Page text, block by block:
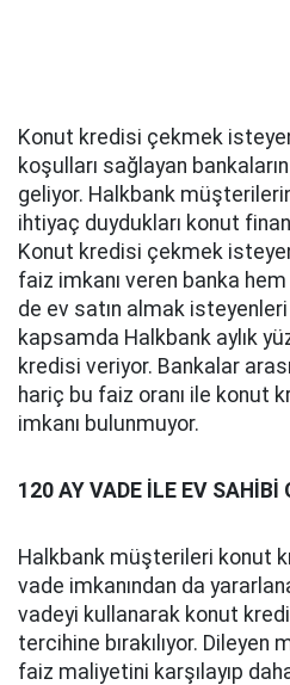
Konut kredisi çekmek
koşulları sağlayan
geliyor. Halkbank
ihtiyaç duydukları konut
Konut kredisi çekmek
faiz imkanı veren banka
de ev satın almak
kapsamda Halkbank aylık
kredisi veriyor. Bankalar
hariç bu faiz oranı ile konut
imkanı bulunmuyor.
120 AY VADE İLE EV SAHİBİ
Halkbank müşterileri konut
vade imkanından da
vadeyi kullanarak konut
tercihine bırakılıyor.
faiz maliyetini karşılayıp